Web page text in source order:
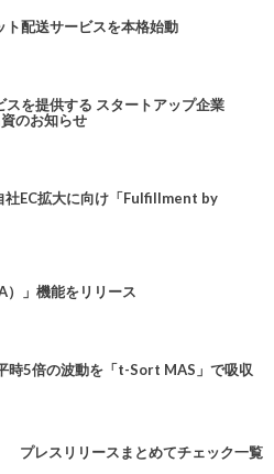
配送サービスを本格始動
を提供する スタートアップ企業
のお知らせ
EC拡大に向け「Fulfillment by
）」機能をリリース
時5倍の波動を「t-Sort MAS」で吸収
プレスリリースまとめてチェック一覧